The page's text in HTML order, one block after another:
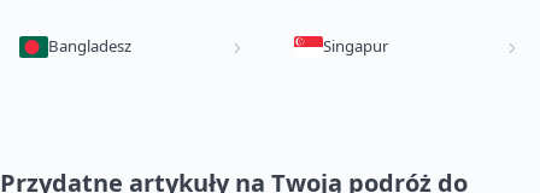
Bangladesz Singapur
Przydatne artykuły na Twoją podróż do